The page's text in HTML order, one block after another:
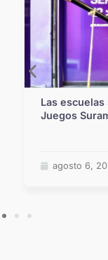
Las
Juegos
agosto 6,